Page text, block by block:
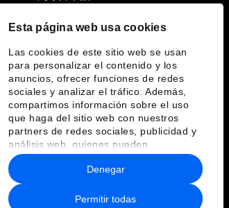
Esta página web usa cookies
Las cookies de este sitio web se usan
para personalizar el contenido y los
anuncios, ofrecer funciones de redes
sociales y analizar el tráfico. Además,
compartimos información sobre el uso
que haga del sitio web con nuestros
partners de redes sociales, publicidad y
análisis web, quienes pueden
combinarla con otra información que les
haya proporcionado o que hayan
recopilado a partir del uso que haya
hecho de sus servicios.
Permitir todas
Denegar